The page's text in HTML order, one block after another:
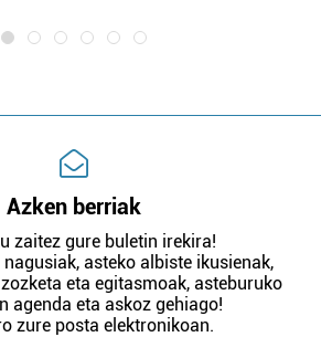
Azken berriak
zaitez gure buletin irekira!
asteko albiste ikusienak,
eta egitasmoak, asteburuko
agenda eta askoz gehiago!
zure posta elektronikoan.